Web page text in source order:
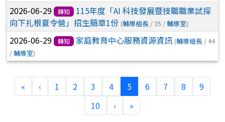
2026-06-29 轉知
115年度「AI 科技發展暨技職職業試探
向下扎根夏令營」招生簡章1份 (輔導組長 / 35 /輔導室)
2026-06-29 轉知 家庭教育中心服務資源資訊 (輔導組長 / 44
/輔導室)
« ‹ 1 2 3 4 5(current)
6 7 8
9
10
› »